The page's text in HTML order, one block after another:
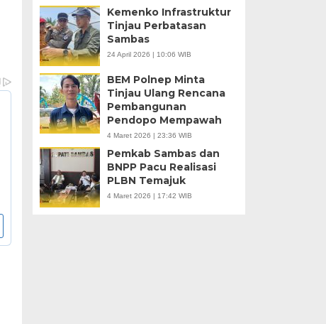
Kemenko Infrastruktur
Tinjau Perbatasan
Sambas
24 April 2026 | 10:06 WIB
BEM Polnep Minta
Tinjau Ulang Rencana
Pembangunan
Pendopo Mempawah
4 Maret 2026 | 23:36 WIB
Pemkab Sambas dan
BNPP Pacu Realisasi
PLBN Temajuk
4 Maret 2026 | 17:42 WIB